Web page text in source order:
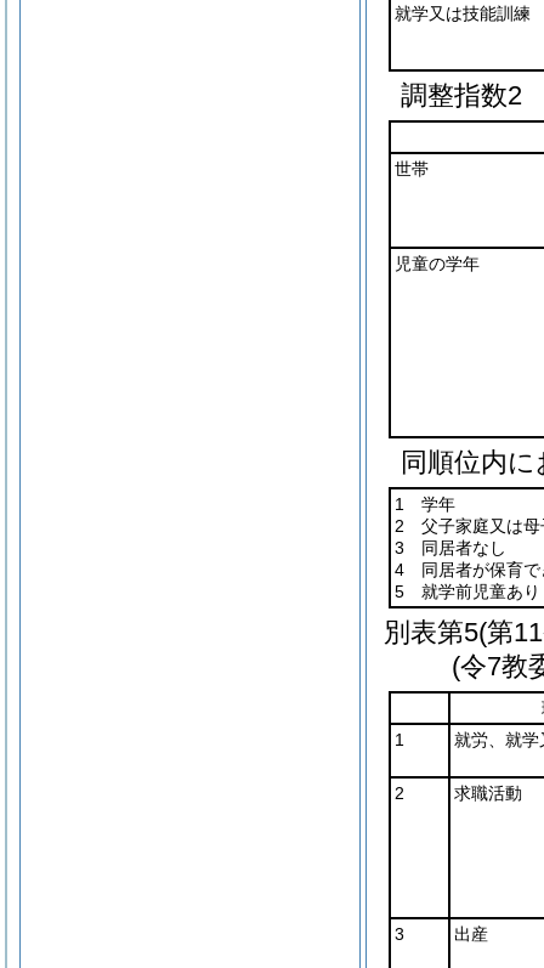
就学又は技能訓練
調整指数2
世帯
児童の学年
同順位内
1 学年
2 父子家庭又は母
3 同居者なし
4 同居者が保育で
5 就学前児童あり
別表第5(第
(令7教
1
就労、就学
2 求職活動
3 出産